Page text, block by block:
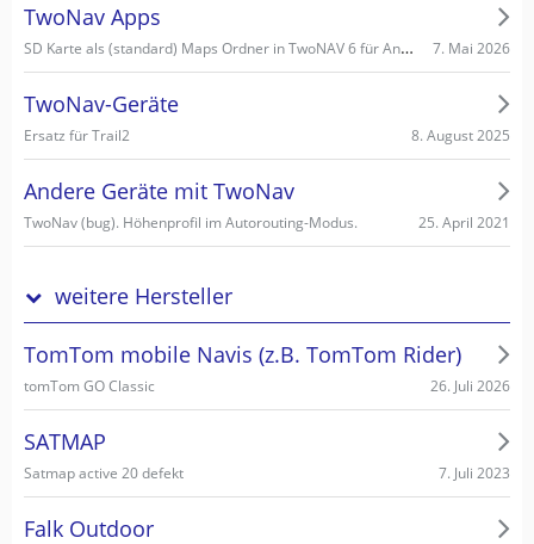
TwoNav Apps
SD Karte als (standard) Maps Ordner in TwoNAV 6 für Android einstellen/wählen 7. Mai 2026
TwoNav-Geräte
Ersatz für Trail2 8. August 2025
Andere Geräte mit TwoNav
TwoNav (bug). Höhenprofil im Autorouting-Modus. 25. April 2021
weitere Hersteller
TomTom mobile Navis (z.B. TomTom Rider)
tomTom GO Classic 26. Juli 2026
SATMAP
Satmap active 20 defekt 7. Juli 2023
Falk Outdoor